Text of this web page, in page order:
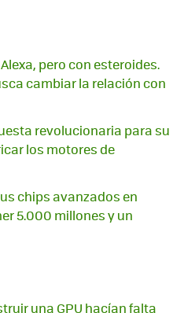
pero con esteroides.
cambiar la relación con
revolucionaria para su
los motores de
chips avanzados en
5.000 millones y un
una GPU hacían falta